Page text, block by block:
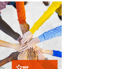
La
prévention
des conflits
d’intérêts
18 septembre 2023
FEUILLETER